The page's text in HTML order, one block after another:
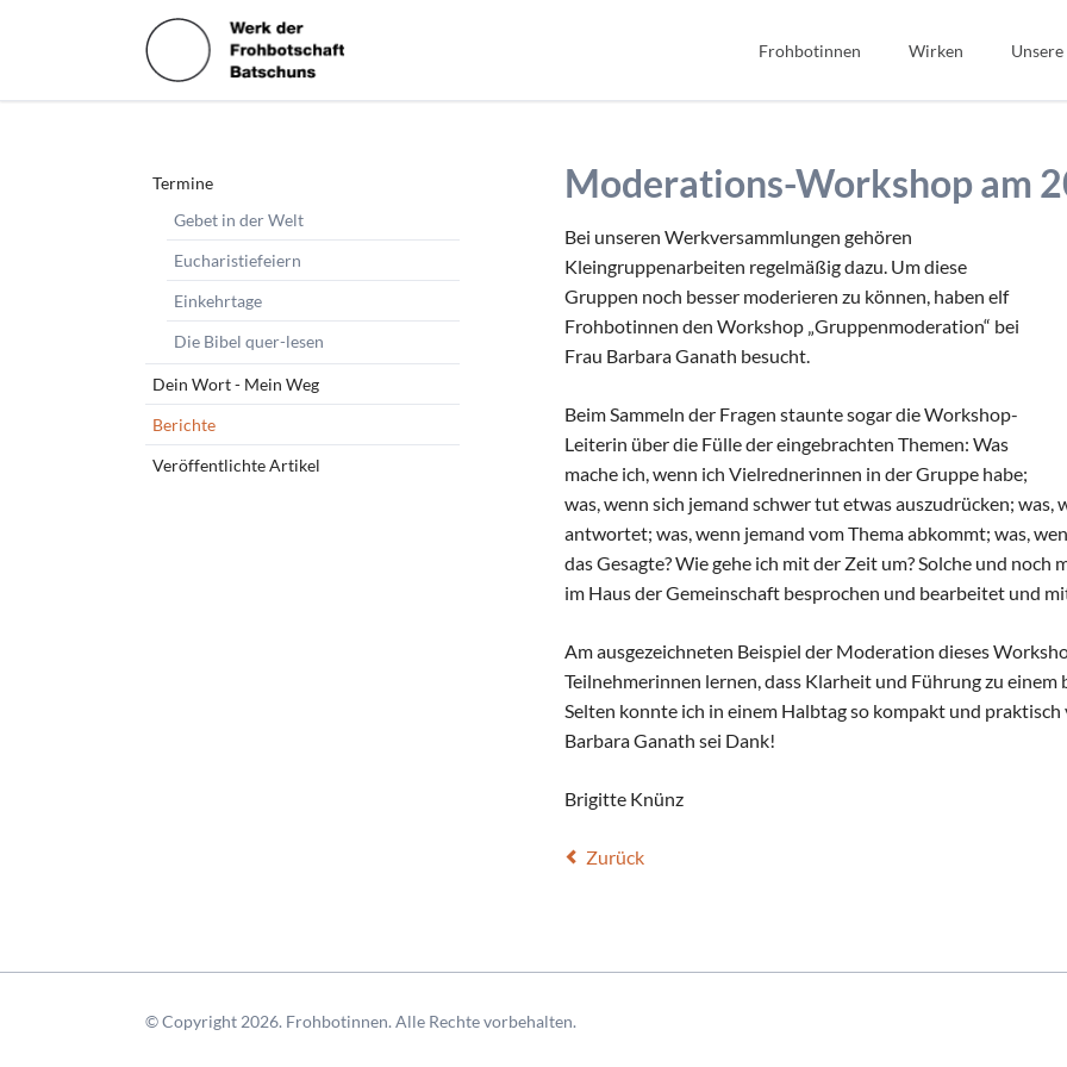
Frohbotinnen
Wir Frohbotinnen
Frohbotin werden
Wirken
Fonds Sauerteig
Soziales
Gastfreundschaft
Interkulturell/
Moderations-Workshop am
Bei unseren Werkversammlungen gehören
Kleingruppenarbeiten regelmäßig dazu. Um diese
Gruppen noch besser moderieren zu können, haben elf
Frohbotinnen den Workshop „Gruppenmoderation“ bei
Frau Barbara Ganath besucht.
Beim Sammeln der Fragen staunte sogar die Workshop-
Leiterin über die Fülle der eingebrachten Themen: Was
mache ich, wenn ich Vielrednerinnen in der Gruppe habe;
was, wenn sich jemand schwer tut etwas auszudrücken; was,
antwortet; was, wenn jemand vom Thema abkommt; was,
das Gesagte? Wie gehe ich mit der Zeit um? Solche und
im Haus der Gemeinschaft besprochen und bearbeitet und
Am ausgezeichneten Beispiel der Moderation dieses
Teilnehmerinnen lernen, dass Klarheit und Führung zu
Selten konnte ich in einem Halbtag so kompakt und
Barbara Ganath sei Dank!
Brigitte Knünz
Zurück
Navigation
Termine
Gebet in der Welt
Eucharistiefeiern
Einkehrtage
Die Bibel quer-lesen
Dein Wort - Mein Weg
Berichte
Veröffentlichte Artikel
© Copyright 2026. Frohbotinnen. Alle Rechte vorbehalten.